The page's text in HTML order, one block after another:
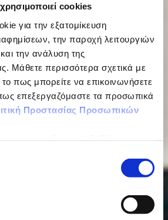
cookies
για την εξατομίκευση
την παροχή λειτουργιών
την ανάλυση της
Μάθετε περισσότερα σχετικά με
το πως μπορείτε να επικοινωνήσετε
επεξεργαζόμαστε τα προσωπικά
Προστασίας Προσωπικών